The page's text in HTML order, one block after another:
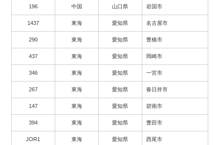
196 中国 山口県 岩国市
1437 東海 愛知県 名古屋市
290 東海 愛知県 豊橋市
437 東海 愛知県 岡崎市
346 東海 愛知県 一宮市
267 東海 愛知県 春日井市
147 東海 愛知県 碧南市
394 東海 愛知県 豊田市
JOR1 東海 愛知県 西尾市